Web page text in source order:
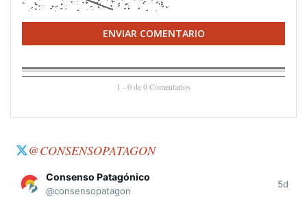
ENVIAR COMENTARIO
1 - 0 de 0 Comentarios
@CONSENSOPATAGON
Consenso Patagónico
@consensopatagon
5d